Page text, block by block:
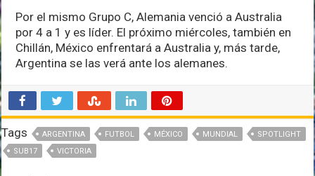
Por el mismo Grupo C, Alemania venció a Australia
por 4 a 1 y es líder. El próximo miércoles, también en
Chillán, México enfrentará a Australia y, más tarde,
Argentina se las verá ante los alemanes.
Tags ARGENTINA FUTBOL MÉXICO MUNDIAL
SPOTLIGHT
SUB17
VICTORIA